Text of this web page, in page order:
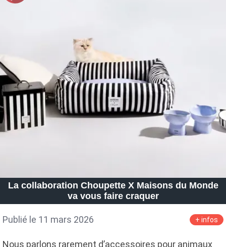
La collaboration Choupette X Maisons du Monde
va vous faire craquer
Publié le 11 mars 2026 + infos
Nous parlons rarement d’accessoires pour animaux